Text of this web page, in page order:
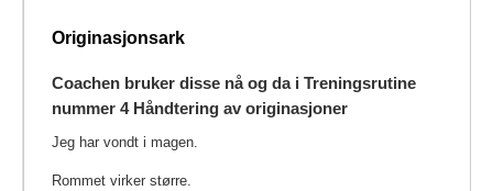
Originasjonsark
Coachen bruker disse nå og da i Treningsrutine
nummer 4 Håndtering av originasjoner
Jeg har vondt i magen.
Rommet virker større.